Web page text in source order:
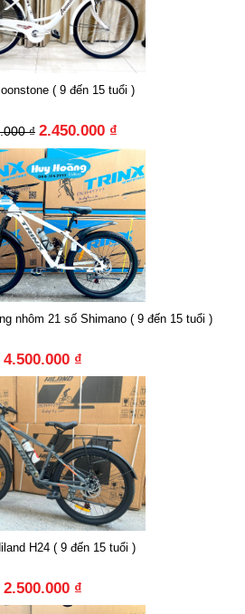
( 9 đến 15 tuổi )
₫ 2.450.000 ₫
nhôm 21 số Shimano ( 9 đến 15 tuổi )
4.500.000 ₫
H24 ( 9 đến 15 tuổi )
2.500.000 ₫